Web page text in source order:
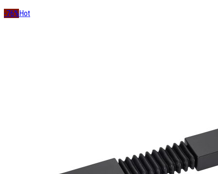
-76% Hot